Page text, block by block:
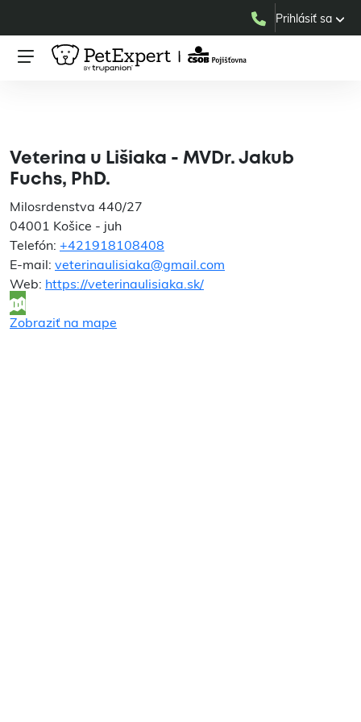
Prihlásiť sa
Veterina u Lišiaka - MVDr. Jakub
Fuchs, PhD.
Milosrdenstva 440/27
04001 Košice - juh
Telefón: +421918108408
E-mail: veterinaulisiaka@gmail.com
Web: https://veterinaulisiaka.sk/
Zobraziť na mape